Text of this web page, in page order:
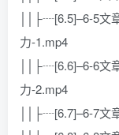
││├┈[6.5]–6-5文
力-1.mp4
││├┈[6.6]–6-6文
力-2.mp4
││├┈[6.7]–6-7文